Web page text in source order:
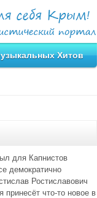
Хитов
для Капнистов
демократично
Ростиславович
принесёт что-то новое в